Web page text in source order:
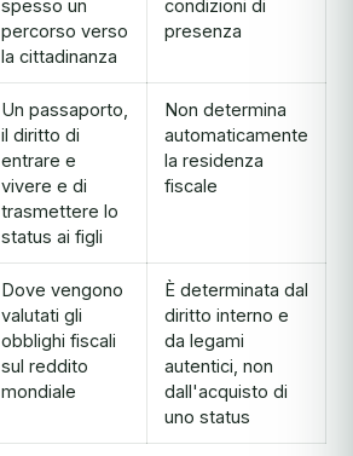
spesso un
percorso verso
la cittadinanza
condizioni di
presenza
Un passaporto,
il diritto di
entrare e
vivere e di
trasmettere lo
status ai figli
Non determina
automaticamente
la residenza
fiscale
Dove vengono
valutati gli
obblighi fiscali
sul reddito
mondiale
È determinata dal
diritto interno e
da legami
autentici, non
dall'acquisto di
uno status